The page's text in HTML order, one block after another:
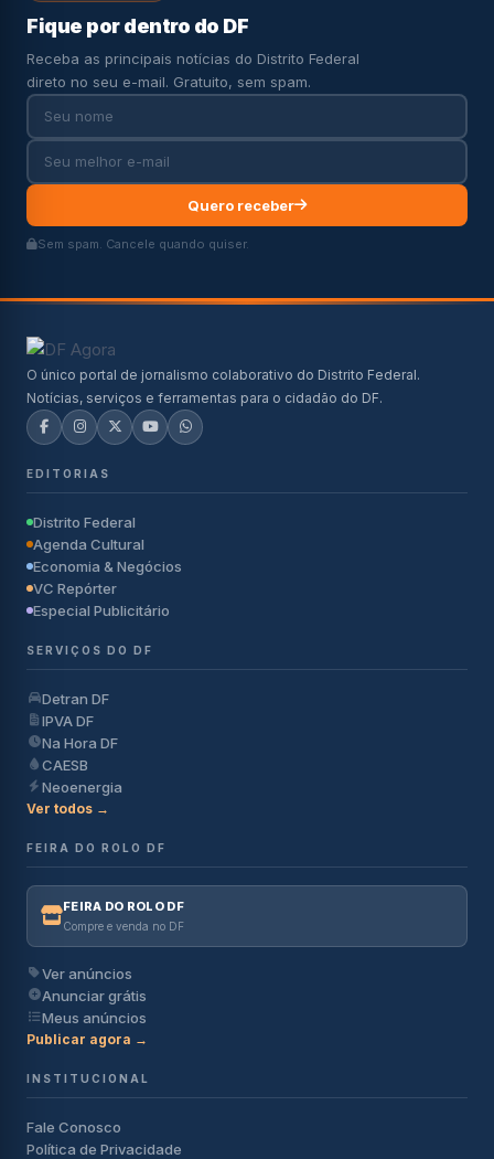
Fique por dentro do DF
Receba as principais notícias do Distrito Federal
direto no seu e-mail. Gratuito, sem spam.
Quero receber
Sem spam. Cancele quando quiser.
O único portal de jornalismo colaborativo do Distrito Federal.
Notícias, serviços e ferramentas para o cidadão do DF.
EDITORIAS
Distrito Federal
Agenda Cultural
Economia & Negócios
VC Repórter
Especial Publicitário
SERVIÇOS DO DF
Detran DF
IPVA DF
Na Hora DF
CAESB
Neoenergia
Ver todos →
FEIRA DO ROLO DF
FEIRA DO ROLO DF
Compre e venda no DF
Ver anúncios
Anunciar grátis
Meus anúncios
Publicar agora →
INSTITUCIONAL
Fale Conosco
Política de Privacidade